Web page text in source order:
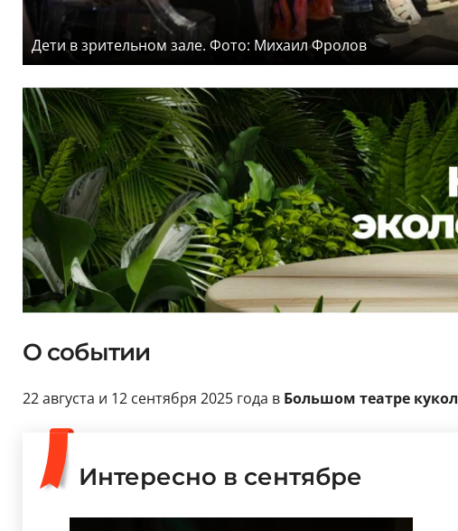
Дети в зрительном зале. Фото: Михаил Фролов
О событии
22 августа и 12 сентября 2025 года в Большом театре кукол
Интересно в сентябре